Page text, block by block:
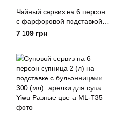
Чайный сервиз на 6 персон
с фарфоровой подставкой,
шоколад Yiwu
7 109 грн